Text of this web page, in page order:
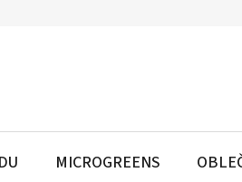
MICROGREENS